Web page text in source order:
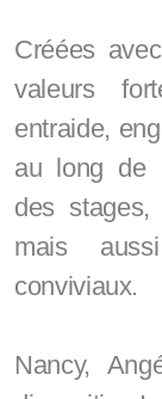
Créées
valeurs
entraide,
au long de
des stages,
mais
conviviaux.
Nancy,